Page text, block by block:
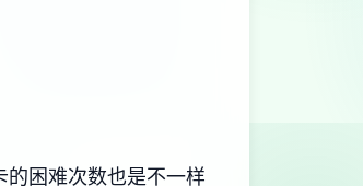
困难次数也是不一样